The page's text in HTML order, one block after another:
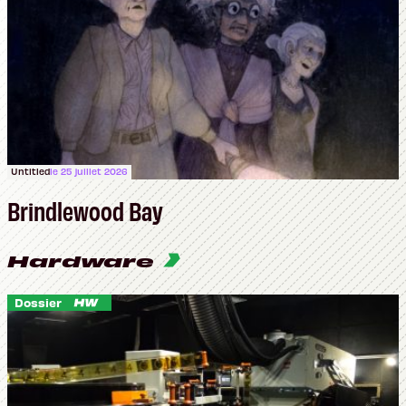
Untitledle 25 juillet 2026
Brindlewood Bay
Hardware
Dossier